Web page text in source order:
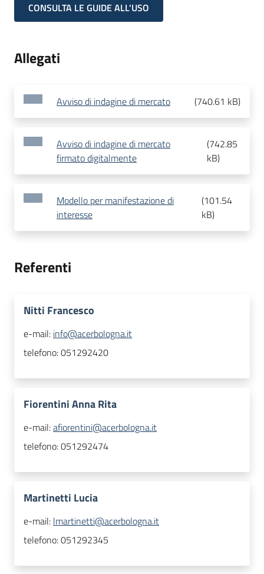
CONSULTA LE GUIDE ALL'USO
Allegati
Avviso di indagine di mercato (740.61 kB)
Avviso di indagine di mercato
firmato digitalmente
(742.85
kB)
Modello per manifestazione di
interesse
(101.54
kB)
Referenti
Nitti Francesco
e-mail: info@acerbologna.it
telefono:051292420
Fiorentini Anna Rita
e-mail:afiorentini@acerbologna.it
telefono:051292474
Martinetti Lucia
e-mail: lmartinetti@acerbologna.it
telefono:051292345